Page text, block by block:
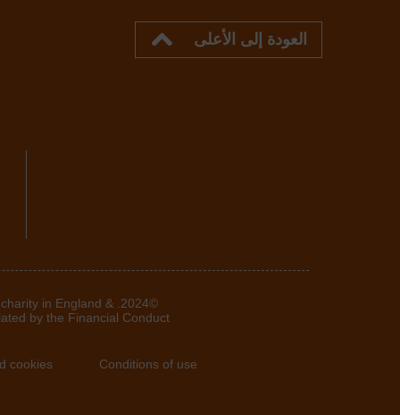
العودة إلى الأعلى
charity in England &
by the Financial Conduct
Conditions of use
cookies